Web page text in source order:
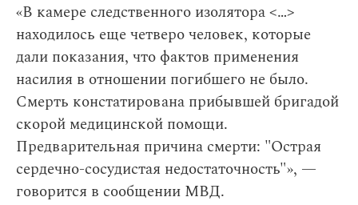
«В камере следственного изолятора <…>
находилось еще четверо человек, которые
дали показания, что фактов применения
насилия в отношении погибшего не было.
Смерть констатирована прибывшей бригадой
скорой медицинской помощи.
Предварительная причина смерти: "Острая
сердечно-сосудистая недостаточность"», —
говорится в сообщении МВД.